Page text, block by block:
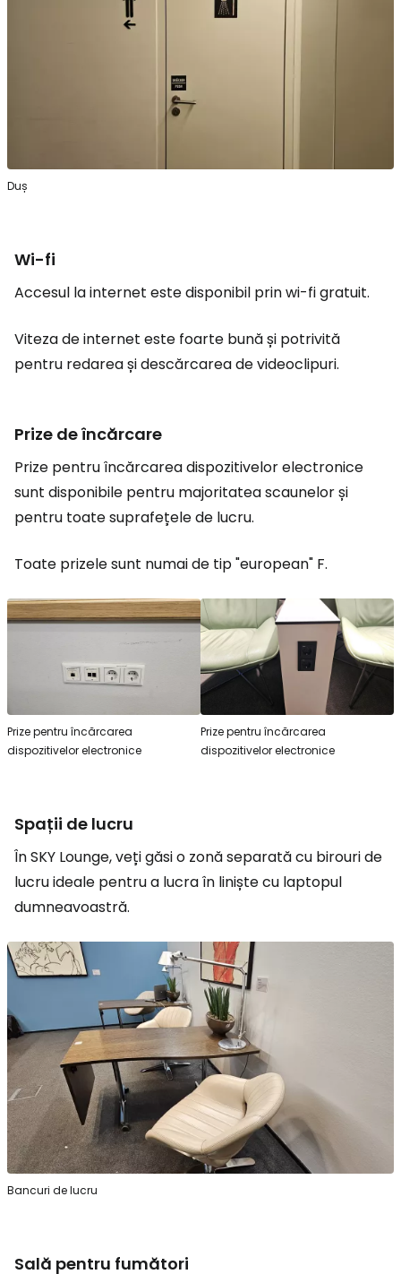
Duș
Wi-fi
Accesul la internet este disponibil prin wi-fi gratuit.
Viteza de internet este foarte bună și potrivită
pentru redarea și descărcarea de videoclipuri.
Prize de încărcare
Prize pentru încărcarea dispozitivelor electronice
sunt disponibile pentru majoritatea scaunelor și
pentru toate suprafețele de lucru.
Toate prizele sunt numai de tip "european" F.
Prize pentru încărcarea
dispozitivelor electronice
Prize pentru încărcarea
dispozitivelor electronice
Spații de lucru
În SKY Lounge, veți găsi o zonă separată cu birouri de
lucru ideale pentru a lucra în liniște cu laptopul
dumneavoastră.
Bancuri de lucru
Sală pentru fumători